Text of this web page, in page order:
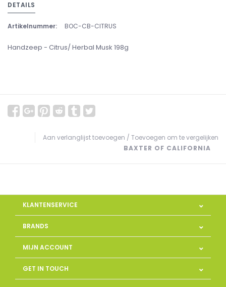
DETAILS
Artikelnummer: BOC-CB-CITRUS
Handzeep - Citrus/ Herbal Musk 198g
Aan verlanglijst toevoegen / Toevoegen om te vergelijken
BAXTER OF CALIFORNIA
KLANTENSERVICE
BRANDS
MIJN ACCOUNT
GET IN TOUCH